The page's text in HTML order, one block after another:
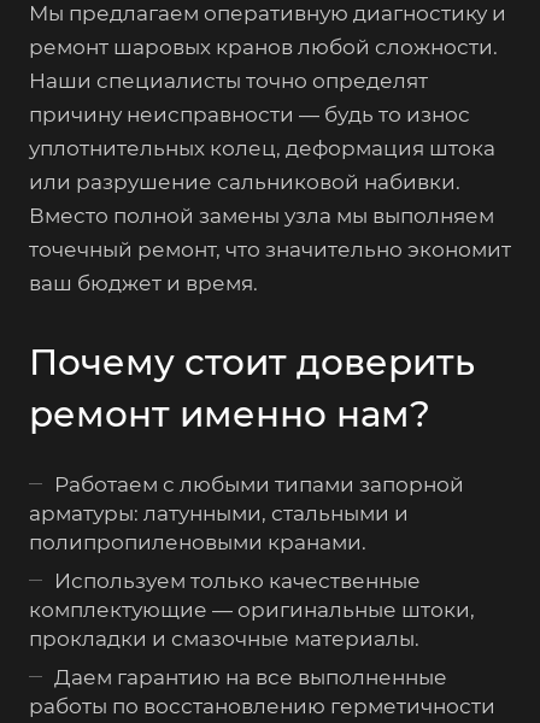
Мы предлагаем оперативную диагностику и
ремонт шаровых кранов любой сложности.
Наши специалисты точно определят
причину неисправности — будь то износ
уплотнительных колец, деформация штока
или разрушение сальниковой набивки.
Вместо полной замены узла мы выполняем
точечный ремонт, что значительно экономит
ваш бюджет и время.
Почему стоит доверить
ремонт именно нам?
Работаем с любыми типами запорной
арматуры: латунными, стальными и
полипропиленовыми кранами.
Используем только качественные
комплектующие — оригинальные штоки,
прокладки и смазочные материалы.
Даем гарантию на все выполненные
работы по восстановлению герметичности